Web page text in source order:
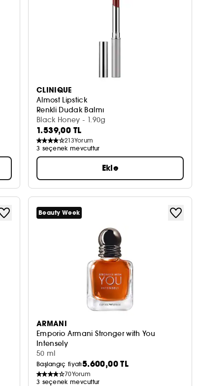
CLINIQUE
Almost Lipstick
Renkli Dudak Balmı
Black Honey - 1.90g
1.539,00 TL
213Yorum
3 seçenek mevcuttur
Ekle
Beauty Week
ARMANI
Emporio Armani Stronger with You
Intensely
Eau de Parfum
50 ml
Başlangıç fiyatı5.600,00 TL
70Yorum
3 seçenek mevcuttur